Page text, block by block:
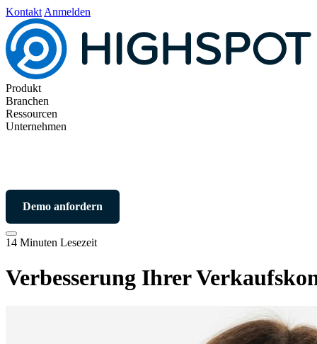
Kontakt Anmelden
Produkt
Branchen
Ressourcen
Unternehmen
Demo anfordern
14 Minuten Lesezeit
Verbesserung Ihrer